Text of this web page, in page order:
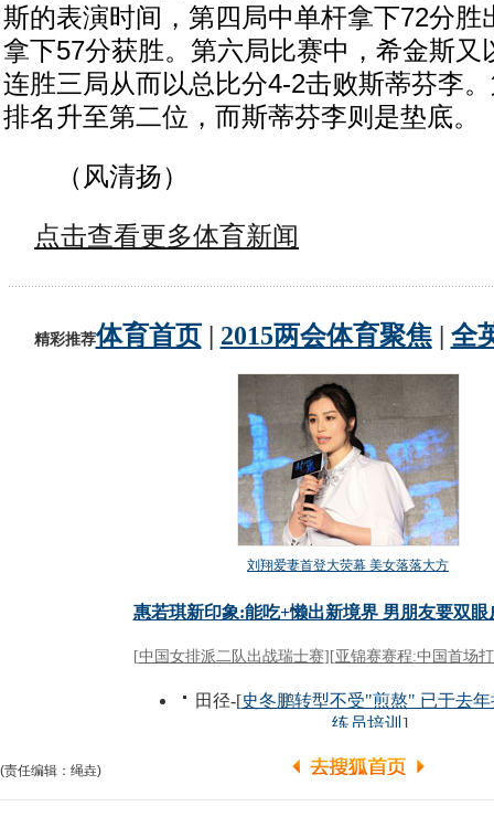
斯的表演时间，第四局中单杆拿下72分胜
拿下57分获胜。第六局比赛中，希金斯又
连胜三局从而以总比分4-2击败斯蒂芬李
排名升至第二位，而斯蒂芬李则是垫底。
（风清扬）
点击查看更多体育新闻
(责任编辑：绳垚)